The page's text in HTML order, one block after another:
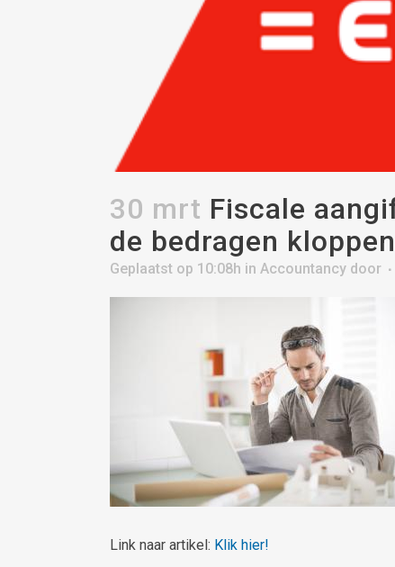
30 mrt Fiscale
de bedragen kloppen
Geplaatst op 10:08h in Accountancy door
Link naar artikel: Klik hier!